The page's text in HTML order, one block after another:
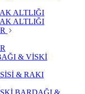
ALTLIĞI
ALTLIĞI
& VİSKİ
& RAKI